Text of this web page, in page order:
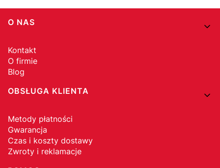
Linki w stopce
O NAS
Kontakt
O firmie
Blog
OBSŁUGA KLIENTA
Metody płatności
Gwarancja
Czas i koszty dostawy
Zwroty i reklamacje